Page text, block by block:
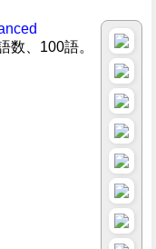
数、100語。